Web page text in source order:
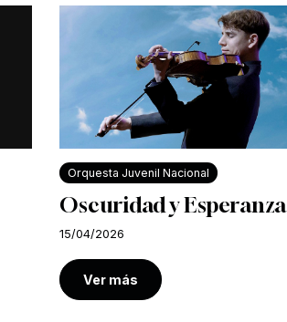
Orquesta Juvenil Nacional
Oscuridad y Esperanza
15/04/2026
Ver más